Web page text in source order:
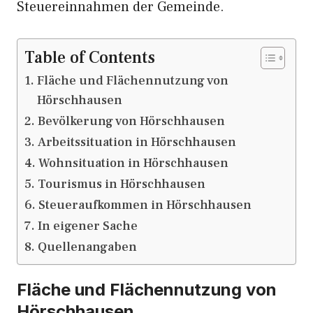
Steuereinnahmen der Gemeinde.
Table of Contents
Fläche und Flächennutzung von
Hörschhausen
Bevölkerung von Hörschhausen
Arbeitssituation in Hörschhausen
Wohnsituation in Hörschhausen
Tourismus in Hörschhausen
Steueraufkommen in Hörschhausen
In eigener Sache
Quellenangaben
Fläche und Flächennutzung von